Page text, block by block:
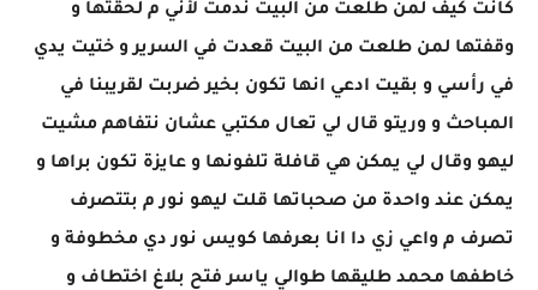
كانت كيف لمن طلعت من البيت ندمت لأني م لحقتها و
وقفتها لمن طلعت من البيت قعدت في السرير و ختيت يدي
في رأسي و بقيت ادعي انها تكون بخير ضربت لقريبنا في
المباحث و وريتو قال لي تعال مكتبي عشان نتفاهم مشيت
ليهو وقال لي يمكن هي قافلة تلفونها و عايزة تكون براها و
يمكن عند واحدة من صحباتها قلت ليهو نور م بتتصرف
تصرف م واعي زي دا انا بعرفها كويس نور دي مخطوفة و
خاطفها محمد طليقها طوالي ياسر فتح بلاغ اختطاف و